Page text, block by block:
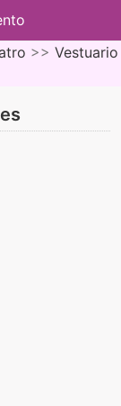
>> Vestuario